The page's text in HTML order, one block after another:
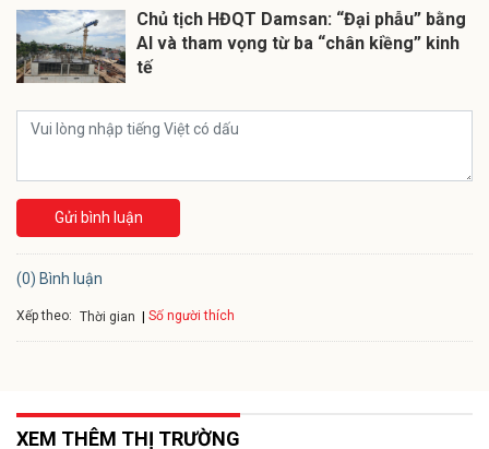
Chủ tịch HĐQT Damsan: “Đại phẫu” bằng
AI và tham vọng từ ba “chân kiềng” kinh
tế
Gửi bình luận
(0) Bình luận
Xếp theo: Thời gian Số người thích
XEM THÊM THỊ TRƯỜNG